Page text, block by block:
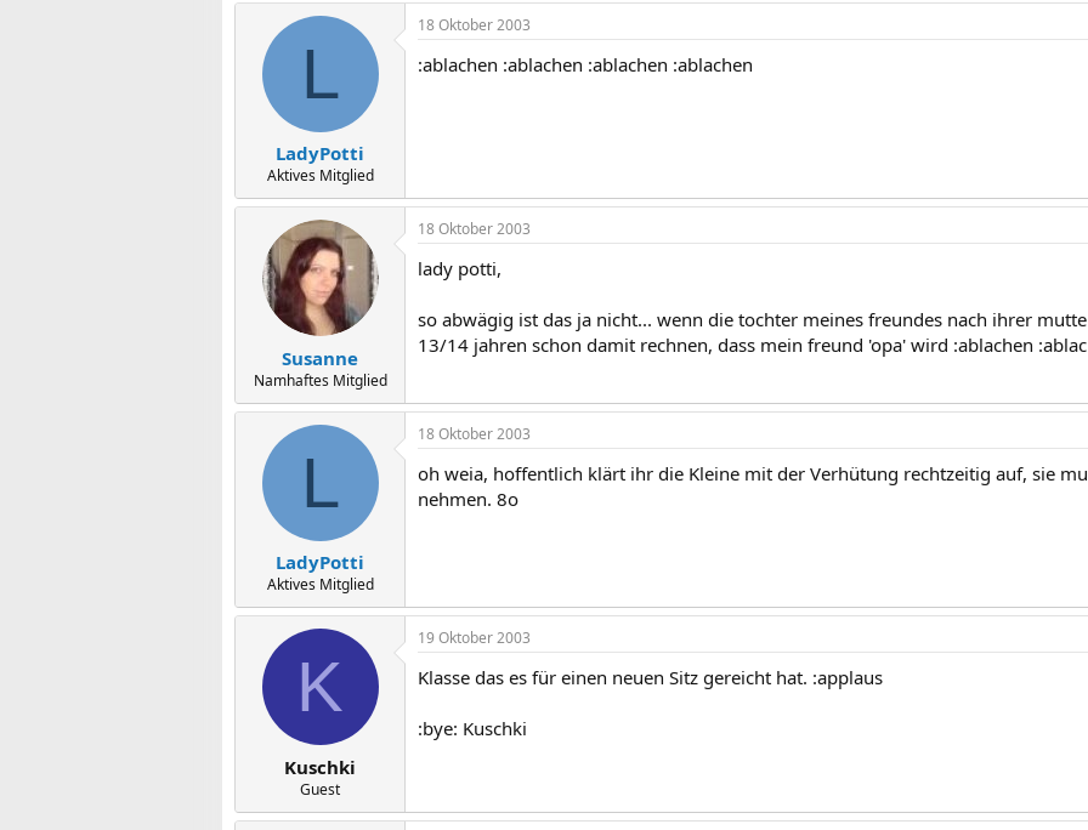
L
LadyPotti
Aktives Mitglied
18 Oktober 2003
:ablachen :ablachen :ablachen :ablachen
Susanne
Namhaftes Mitglied
18 Oktober 2003
lady potti,
so abwägig ist das ja nicht... wenn die tochter meines freundes nach ihrer
13/14 jahren schon damit rechnen, dass mein freund 'opa' wird :ablachen
L
LadyPotti
Aktives Mitglied
18 Oktober 2003
oh weia, hoffentlich klärt ihr die Kleine mit der Verhütung rechtzeitig auf, sie
nehmen. 8o
K
Kuschki
Guest
19 Oktober 2003
Klasse das es für einen neuen Sitz gereicht hat. :applaus
:bye: Kuschki